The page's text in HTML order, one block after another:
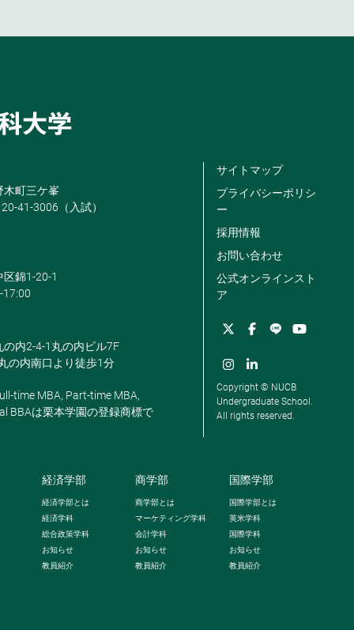
木町三ケ峯
41-3006（入試）
錦1-20-1
17:00
内2-4-1丸の内ビル7F
の内南口より徒歩1分
time MBA, Part-time MBA,
BBAは栗本学園の登録商標で
サイトマップ
プライバシーポリシ
ー
採用情報
お問い合わせ
公式オンラインスト
ア
Copyright © NUCB
Undergraduate School.
All rights reserved.
経済学部
経済学部とは
経済学科
総合政策学科
お知らせ
教員紹介
商学部
商学部とは
マーケティング学科
会計学科
お知らせ
教員紹介
国際学部
国際学部とは
英米学科
国際学科
お知らせ
教員紹介